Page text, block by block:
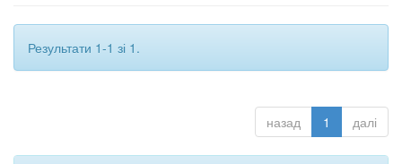
Результати 1-1 зі 1.
назад 1 далі